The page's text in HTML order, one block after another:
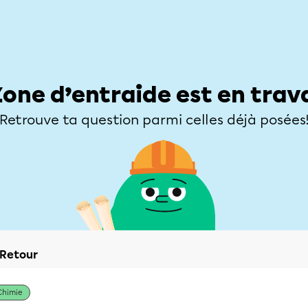
d’entraide est en
Retrouve ta question parmi celles déjà posées!
Retour